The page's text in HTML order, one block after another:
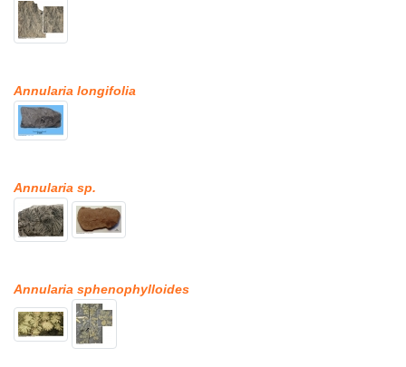
Annularia longifolia
Annularia sp.
Annularia sphenophylloides